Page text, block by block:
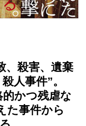
、殺害、遺棄
人事件”。
かつ残虐な
た事件から